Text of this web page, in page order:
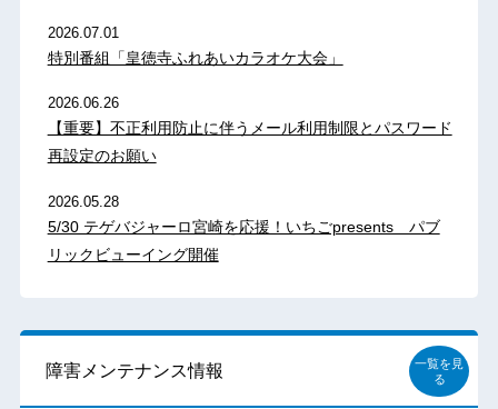
2026.07.01
特別番組「皇徳寺ふれあいカラオケ大会」
2026.06.26
【重要】不正利用防止に伴うメール利用制限とパスワード
再設定のお願い
2026.05.28
5/30 テゲバジャーロ宮崎を応援！いちごpresents パブ
リックビューイング開催
障害メンテナンス情報
一覧を見
る